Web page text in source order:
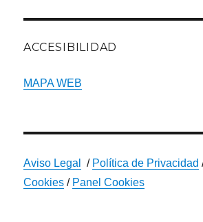
ACCESIBILIDAD
MAPA WEB
Aviso Legal / Política de Privacidad
Cookies / Panel Cookies